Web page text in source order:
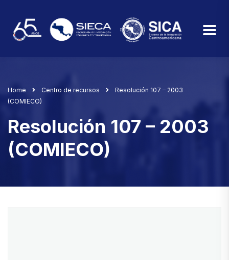
Home Centro de recursos
Resolución 107 – 2003
(COMIECO)
Resolución 107 – 2003
(COMIECO)